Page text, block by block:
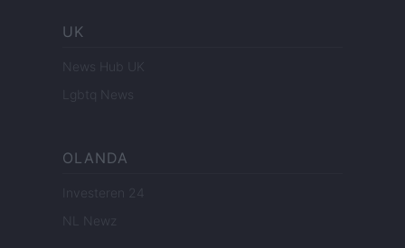
UK
News Hub UK
Lgbtq News
OLANDA
Investeren 24
NL Newz